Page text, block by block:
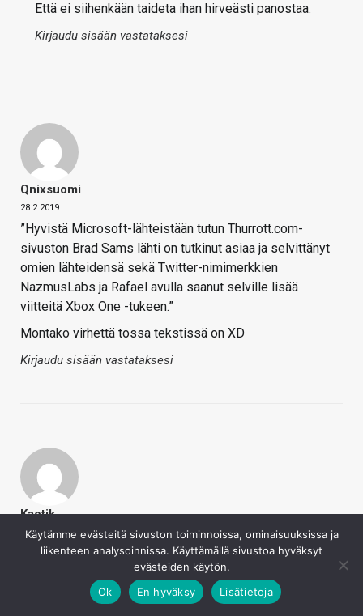
Että ei siihenkään taideta ihan hirveästi panostaa.
Kirjaudu sisään vastataksesi
Qnixsuomi
28.2.2019
”Hyvistä Microsoft-lähteistään tutun Thurrott.com-
sivuston Brad Sams lähti on tutkinut asiaa ja selvittänyt
omien lähteidensä sekä Twitter-nimimerkkien
NazmusLabs ja Rafael avulla saanut selville lisää
viitteitä Xbox One -tukeen.”
Montako virhettä tossa tekstissä on XD
Kirjaudu sisään vastataksesi
Kaotik
28.2.2019
qnixsuomi
"Hyvistä Microsoft-lähteistään tutun Thurrott.com-
sivuston Brad Sams lähti on tutkinut asiaa ja
Käytämme evästeitä sivuston toiminnoissa, ominaisuuksissa ja
liikenteen analysoinnissa. Käyttämällä sivustoa hyväksyt
evästeiden käytön.
Ok
En hyväksy Lisätietoja